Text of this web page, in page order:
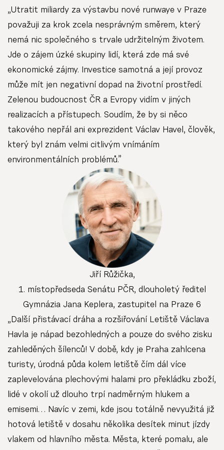
„Utratit miliardy za výstavbu nové runwaye v Praze
považuji za krok zcela nesprávným směrem, který
nemá nic společného s trvale udržitelným životem.
Jde o zájem úzké skupiny lidí, která zde má své
ekonomické zájmy. Investice samotná a její provoz
může mít jen negativní dopad na životní prostředí.
Zelenou budoucnost ČR a Evropy vidím v jiných
realizacích a přístupech. Soudím, že by si něco
takového nepřál ani exprezident Václav Havel, člověk,
který byl znám velmi citlivým vnímáním
environmentálních problémů.”
Jiří Růžička,
1. místopředseda Senátu PČR, dlouholetý ředitel
Gymnázia Jana Keplera, zastupitel na Praze 6
„Další přistávací dráha a rozšiřování Letiště Václava
Havla je nápad bezohledných a pouze do svého zisku
zahleděných šílenců! V době, kdy je Praha zahlcena
turisty, úrodná půda kolem letiště čím dál více
zaplevelována plechovými halami pro překládku zboží,
lidé v okolí už dlouho trpí nadměrným hlukem a
emisemi… Navíc v zemi, kde jsou totálně nevyužitá již
hotová letiště v dosahu několika desítek minut jízdy
vlakem od hlavního města. Města, které pomalu, ale